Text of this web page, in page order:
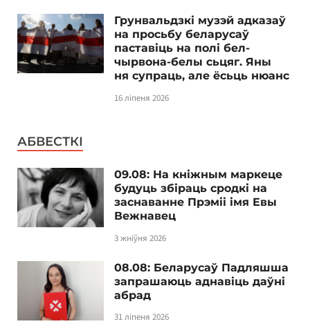
Грунвальдзкі музэй адказаў
на просьбу беларусаў
паставіць на полі бел-
чырвона-белы сьцяг. Яны
ня супраць, але ёсьць нюанс
16 ліпеня 2026
АБВЕСТКІ
09.08: На кніжным маркеце
будуць збіраць сродкі на
заснаванне Прэміі імя Евы
Вежнавец
3 жніўня 2026
08.08: Беларусаў Падляшша
запрашаюць аднавіць даўні
абрад
31 ліпеня 2026